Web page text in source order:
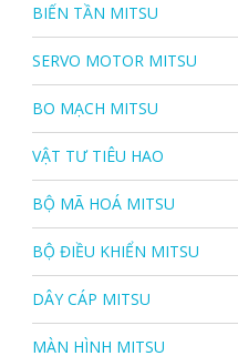
BIẾN TẦN MITSU
SERVO MOTOR MITSU
BO MẠCH MITSU
VẬT TƯ TIÊU HAO
BỘ MÃ HOÁ MITSU
BỘ ĐIỀU KHIỂN MITSU
DÂY CÁP MITSU
MÀN HÌNH MITSU